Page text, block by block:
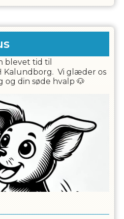
blevet tid til
Kalundborg. Vi glæder os
og din søde hvalp 🐶